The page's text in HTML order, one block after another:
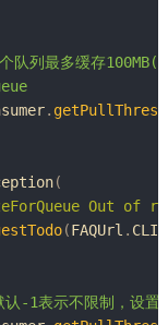
队列最多缓存
.
(
Out of
(FAQUrl .
-1表示不限制，设